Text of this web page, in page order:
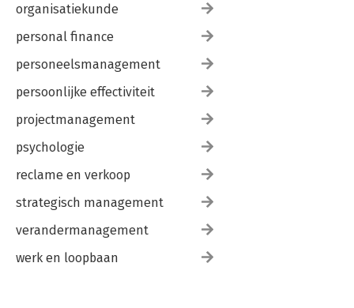
organisatiekunde
personal finance
personeelsmanagement
persoonlijke effectiviteit
projectmanagement
psychologie
reclame en verkoop
strategisch management
verandermanagement
werk en loopbaan